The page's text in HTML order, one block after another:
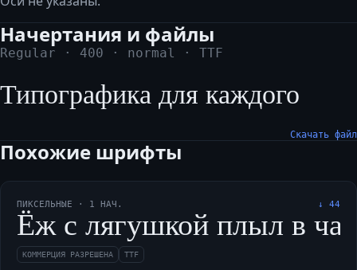
Начертания и файлы
Regular · 400 · normal · TTF
Типографика для каждого
Скачать файл
Похожие шрифты
ПИКСЕЛЬНЫЕ · 1 НАЧ. ↓ 44
Ёж с лягушкой плыл в
КОММЕРЦИЯ РАЗРЕШЕНА TTF